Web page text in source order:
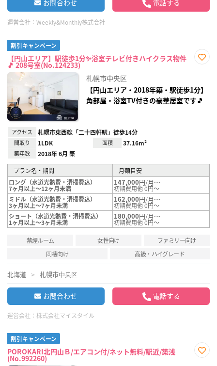
お問合わせ 電話する
運営会社： Weekly&Monthly株式会社
割引キャンペーン
【円山エリア】駅徒歩1分✨浴室テレビ付きハイクラス物件
🎵 208号室(No.124233)
録
札幌市中央区
【円山エリア・2018年築・駅徒歩1分】
角部屋・浴室TV付きの豪華居室です🎵
アクセス 札幌市東西線「二十四軒駅」徒歩14分
間取り 1LDK 面積 37.16m²
築年数 2018年 6月 築
プラン名・期間
月額目安
ロング（水道光熱費・清掃費込）
7ヶ月以上～12ヶ月未満
147,000円/月～
初期費用他 0円～
ミドル（水道光熱費・清掃費込）
3ヶ月以上～7ヶ月未満
162,000円/月～
初期費用他 0円～
ショート（水道光熱費・清掃費込）
1ヶ月以上～3ヶ月未満
180,000円/月～
初期費用他 0円～
禁煙ルーム 女性向け
ファミリー向け
同棲向け
高級・ハイグレード
北海道 札幌市中央区
お問合わせ 電話する
運営会社： 株式会社マイスタイル
割引キャンペーン
POROKARI北円山Ｂ/エアコン付/ネット無料/駅近/築浅
(No.992260)